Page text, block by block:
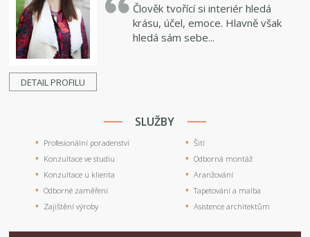
DETAIL PROFILU
Člověk tvořící si interiér hledá
krásu, účel, emoce. Hlavně však
hledá sám sebe...
SLUŽBY
Profesionální poradenství
Konzultace ve studiu
Konzultace u klienta
Odborné zaměření
Zajištění výroby
Šití
Odborná montáž
Aranžování
Tapetování a malba
Asistence architektům